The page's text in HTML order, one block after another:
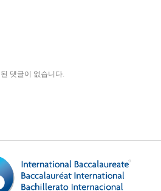
댓글이 없습니다.